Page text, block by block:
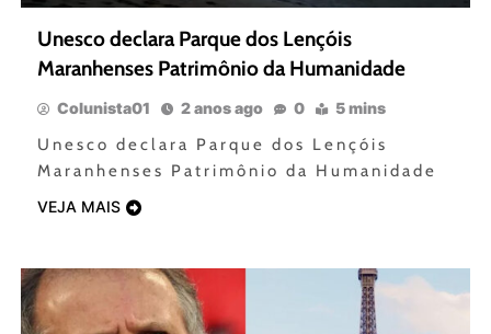
Unesco declara Parque dos Lençóis
Maranhenses Patrimônio da Humanidade
Colunista01 2 anos ago 0 5 mins
Unesco declara Parque dos Lençóis
Maranhenses Patrimônio da Humanidade
VEJA MAIS